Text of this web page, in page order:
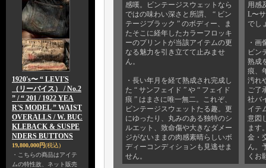
1920's〜 “ LEVI'S
（リーバイス） / No.2
” / “ 201 / 1922 YEA
R'S MODEL ” WAIST
OVERALLS / W. BUC
KLEBACK & SUSPE
NDERS BUTTONS
19,800,000円(税込)
・こちらの商品はアイテ
ムの特性故、ネット販売
感嘆。ビンテージスウェットなら
ではの味わい深さと所謂、 “ ビン
テージブラック ” のボディー、ま
たそこに経年したカラーフロッキ
ーのプリントが当該アイテムの更
なる魅力を引き立てて止みませ
ん。
・長い年月を経て熟成され完成し
た “ サンフェイド ” や “ フェイド
痕 ” はまさに唯一無二。これぞ、
ビンテージスウェットたる趣。更
にゆったり、丸みのある独特のシ
ルエット、致命傷や大きなダメー
ジがないままの肉感素晴らしいボ
ディーコンディションも見逃せま
せん。
用感
L〜
でし
・画
ビン
熟成
痕、
汚れ
ご了
社バ
イテ
意図
ます
金・
ん。
くお